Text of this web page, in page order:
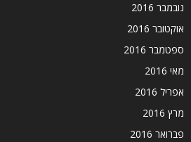
נובמבר 2016
אוקטובר 2016
ספטמבר 2016
מאי 2016
אפריל 2016
מרץ 2016
פברואר 2016